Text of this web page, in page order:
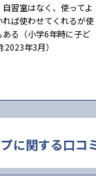
自習室はなく、使ってよ
れば使わせてくれるが使
る（小学6年時に子ど
年3月）
に関する口コ